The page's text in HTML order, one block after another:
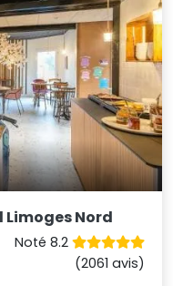
Limoges Nord
Noté 8.2
(2061 avis)